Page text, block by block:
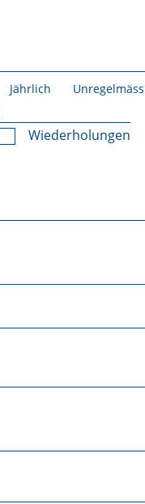
Jährlich
Wiederholungen